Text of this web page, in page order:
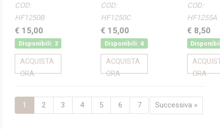
COD:
HF1250B
€ 15,00
Disponibili: 3
ACQUISTA
ORA
COD:
HF1250C
€ 15,00
Disponibili: 4
ACQUISTA
ORA
COD:
HF1255A
€ 8,50
ORA
1 2 3 4 5 6 7 Successiva »